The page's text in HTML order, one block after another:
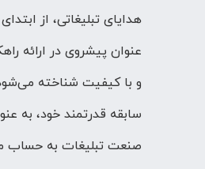
هدایای تبلیغاتی، از
عنوان پیشروی در ارائه
و با کیفیت شناخته
سابقه قدرتمند خود، به
صنعت تبلیغات به حساب